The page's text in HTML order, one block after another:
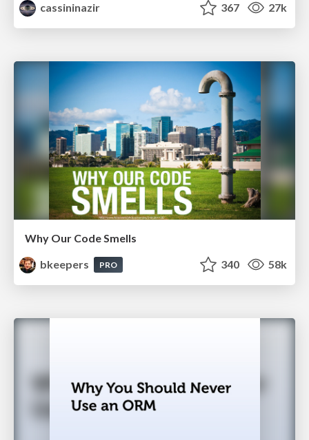
cassininazir
367 27k
Why Our Code Smells
bkeepers
PRO 340 58k